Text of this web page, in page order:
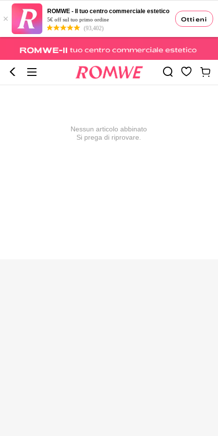
Ottieni
×
ROMWE - Il tuo centro commerciale estetico
5€ off sul tuo primo ordine
(93,402)
Nessun articolo abbinato
Si prega di riprovare.